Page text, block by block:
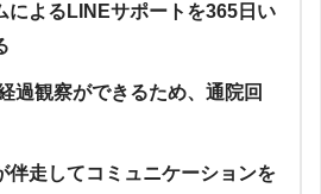
によるLINEサポートを365日い
過観察ができるため、通院回
伴走してコミュニケーションを